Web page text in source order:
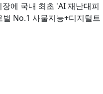
에 국내 최초 'AI 재난대피
No.1 사물지능+디지털트